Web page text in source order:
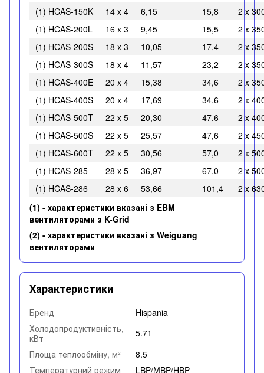
(1) HCAS-150K
14 x 4 6,15 15,8
2 x
(1) HCAS-200L
16 x 3 9,45 15,5
2 x
(1) HCAS-200S
18 x 3 10,05 17,4
2 x
(1) HCAS-300S
18 x 4 11,57 23,2
2 x
(1) HCAS-400E
20 x 4 15,38 34,6
2 x
(1) HCAS-400S
20 x 4 17,69 34,6
2 x
(1) HCAS-500T
22 x 5 20,30 47,6
2 x
(1) HCAS-500S
22 x 5 25,57 47,6
2 x
(1) HCAS-600T
22 x 5 30,56 57,0
2 x
(1) HCAS-285
28 x 5 36,97 67,0
2 x
(1) HCAS-286
28 x 6 53,66 101,4
2 x
(1) - характеристики вказані з EBM
вентиляторами з K-Grid
(2) - характеристики вказані з Weiguang
вентиляторами
Характеристики
Бренд
Hispania
Холодопродуктивність,
кВт
5.71
Площа теплообміну, м²
8.5
Температурний режим
LBP/MBP/HBP